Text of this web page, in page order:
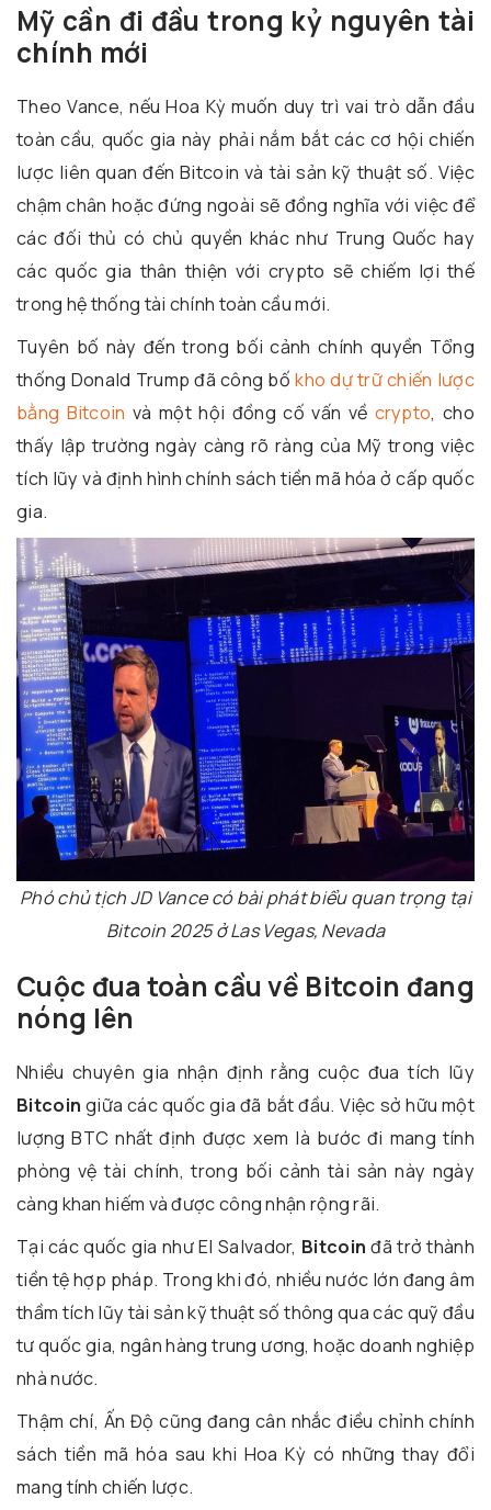
Mỹ cần đi đầu trong kỷ nguyên tài
chính mới
Theo Vance, nếu Hoa Kỳ muốn duy trì vai trò dẫn đầu
toàn cầu, quốc gia này phải nắm bắt các cơ hội chiến
lược liên quan đến Bitcoin và tài sản kỹ thuật số. Việc
chậm chân hoặc đứng ngoài sẽ đồng nghĩa với việc để
các đối thủ có chủ quyền khác như Trung Quốc hay
các quốc gia thân thiện với crypto sẽ chiếm lợi thế
trong hệ thống tài chính toàn cầu mới.
Tuyên bố này đến trong bối cảnh chính quyền Tổng
thống Donald Trump đã công bốkho dự trữ chiến lược
bằng Bitcoin và một hội đồng cố vấn về crypto, cho
thấy lập trường ngày càng rõ ràng của Mỹ trong việc
tích lũy và định hình chính sách tiền mã hóa ở cấp quốc
gia.
Phó chủ tịch JD Vance có bài phát biểu quan trọng tại
Bitcoin 2025 ở Las Vegas, Nevada
Cuộc đua toàn cầu về Bitcoin đang
nóng lên
Nhiều chuyên gia nhận định rằng cuộc đua tích lũy
Bitcoin giữa các quốc gia đã bắt đầu. Việc sở hữu một
lượng BTC nhất định được xem là bước đi mang tính
phòng vệ tài chính, trong bối cảnh tài sản này ngày
càng khan hiếm và được công nhận rộng rãi.
Tại các quốc gia như El Salvador, Bitcoin đã trở thành
tiền tệ hợp pháp. Trong khi đó, nhiều nước lớn đang âm
thầm tích lũy tài sản kỹ thuật số thông qua các quỹ đầu
tư quốc gia, ngân hàng trung ương, hoặc doanh nghiệp
nhà nước.
Thậm chí, Ấn Độ cũng đang cân nhắc điều chỉnh chính
sách tiền mã hóa sau khi Hoa Kỳ có những thay đổi
mang tính chiến lược.